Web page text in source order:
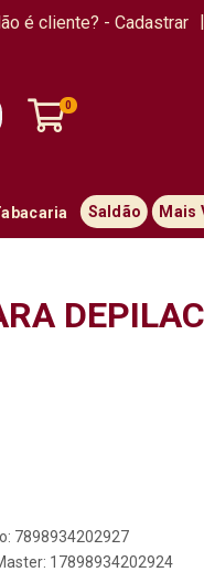
é cliente? - Cadastrar |
0
Saldão Mais
7898934202927
17898934202924